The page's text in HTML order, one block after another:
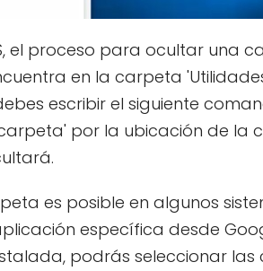
el proceso para ocultar una
en la carpeta
escribir el siguiente
por la ubicación de la
es posible en algunos
específica desde
podrás seleccionar